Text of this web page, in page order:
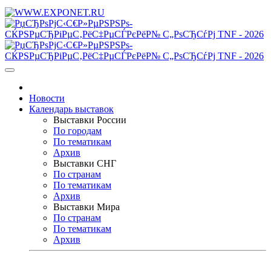
Новости
Календарь выставок
Выставки России
По городам
По тематикам
Архив
Выставки СНГ
По странам
По тематикам
Архив
Выставки Мира
По странам
По тематикам
Архив